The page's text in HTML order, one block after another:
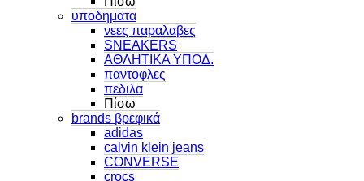
υποδηματα
νεες παραλαβες
SNEAKERS
ΑΘΛΗΤΙΚΑ ΥΠΟΔ.
παντοφλες
πεδιλα
Πίσω
brands βρεφικά
adidas
calvin klein jeans
CONVERSE
crocs